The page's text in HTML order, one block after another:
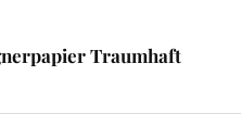
Traumhaft